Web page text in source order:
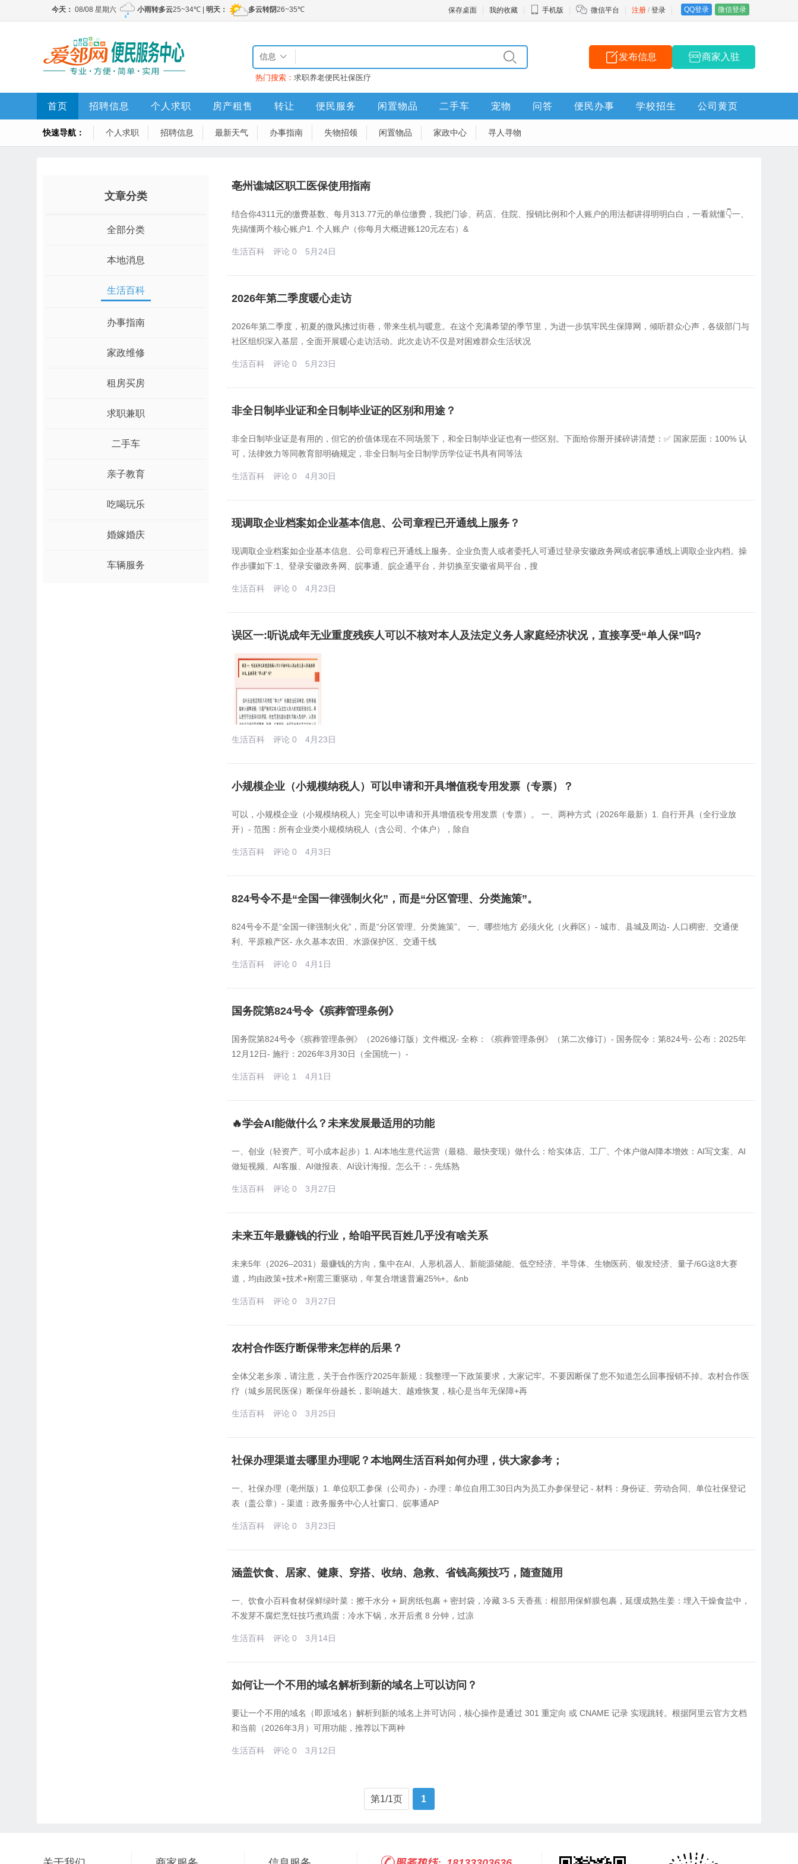
注册 / 登录 QQ登录 微信登录
保存桌面 我的收藏 手机版 微信平台
信息
热门搜索： 求职养老便民社保医疗
发布信息 商家入驻
首页 招聘信息 个人求职 房产租售 转让 便民服务 闲置物品 二手车 宠物 问答 便民办事 学校招生 公司黄页
快速导航： 个人求职 招聘信息 最新天气 办事指南 失物招领 闲置物品 家政中心 寻人寻物
文章分类
全部分类
本地消息
生活百科
办事指南
家政维修
租房买房
求职兼职
二手车
亲子教育
吃喝玩乐
婚嫁婚庆
车辆服务
亳州谯城区职工医保使用指南
结合你4311元的缴费基数、每月313.77元的单位缴费，我把门诊、药店、住院、报销比例和个人账户的用法都讲得明明白白，一看就懂👇一、
先搞懂两个核心账户1. 个人账户（你每月大概进账120元左右）&
生活百科 评论 0 5月24日
2026年第二季度暖心走访
2026年第二季度，初夏的微风拂过街巷，带来生机与暖意。在这个充满希望的季节里，为进一步筑牢民生保障网，倾听群众心声，各级部门与
社区组织深入基层，全面开展暖心走访活动。此次走访不仅是对困难群众生活状况
生活百科 评论 0 5月23日
非全日制毕业证和全日制毕业证的区别和用途？
非全日制毕业证是有用的，但它的价值体现在不同场景下，和全日制毕业证也有一些区别。下面给你掰开揉碎讲清楚：✅ 国家层面：100% 认
可，法律效力等同教育部明确规定，非全日制与全日制学历学位证书具有同等法
生活百科 评论 0 4月30日
现调取企业档案如企业基本信息、公司章程已开通线上服务？
现调取企业档案如企业基本信息、公司章程已开通线上服务。企业负责人或者委托人可通过登录安徽政务网或者皖事通线上调取企业内档。操
作步骤如下:1、登录安徽政务网、皖事通、皖企通平台，并切换至安徽省局平台，搜
生活百科 评论 0 4月23日
误区一:听说成年无业重度残疾人可以不核对本人及法定义务人家庭经济状况，直接享受“单人保”吗?
生活百科 评论 0 4月23日
小规模企业（小规模纳税人）可以申请和开具增值税专用发票（专票）？
可以，小规模企业（小规模纳税人）完全可以申请和开具增值税专用发票（专票）。 一、两种方式（2026年最新）1. 自行开具（全行业放
开）- 范围：所有企业类小规模纳税人（含公司、个体户），除自
生活百科 评论 0 4月3日
​824号令不是“全国一律强制火化”，而是“分区管理、分类施策”。
824号令不是“全国一律强制火化”，而是“分区管理、分类施策”。 一、哪些地方 必须火化（火葬区）- 城市、县城及周边- 人口稠密、交通便
利、平原粮产区- 永久基本农田、水源保护区、交通干线
生活百科 评论 0 4月1日
国务院第824号令《殡葬管理条例》
国务院第824号令《殡葬管理条例》（2026修订版）文件概况- 全称：《殡葬管理条例》（第二次修订）- 国务院令：第824号- 公布：2025年
12月12日- 施行：2026年3月30日（全国统一）-
生活百科 评论 1 4月1日
🔥学会AI能做什么？未来发展最适用的功能
一、创业（轻资产、可小成本起步）1. AI本地生意代运营（最稳、最快变现）做什么：给实体店、工厂、个体户做AI降本增效：AI写文案、AI
做短视频、AI客服、AI做报表、AI设计海报。怎么干：- 先练熟
生活百科 评论 0 3月27日
未来五年最赚钱的行业，给咱平民百姓几乎没有啥关系
未来5年（2026–2031）最赚钱的方向，集中在AI、人形机器人、新能源储能、低空经济、半导体、生物医药、银发经济、量子/6G这8大赛
道，均由政策+技术+刚需三重驱动，年复合增速普遍25%+。&nb
生活百科 评论 0 3月27日
农村合作医疗断保带来怎样的后果？
全体父老乡亲，请注意，关于合作医疗2025年新规：我整理一下政策要求，大家记牢。不要因断保了您不知道怎么回事报销不掉。农村合作医
疗（城乡居民医保）断保年份越长，影响越大、越难恢复，核心是当年无保障+再
生活百科 评论 0 3月25日
社保办理渠道去哪里办理呢？本地网生活百科如何办理，供大家参考；
一、社保办理（亳州版）1. 单位职工参保（公司办）- 办理：单位自用工30日内为员工办参保登记 - 材料：身份证、劳动合同、单位社保登记
表（盖公章）- 渠道：政务服务中心人社窗口、皖事通AP
生活百科 评论 0 3月23日
涵盖饮食、居家、健康、穿搭、收纳、急救、省钱高频技巧，随查随用
一、饮食小百科食材保鲜绿叶菜：擦干水分 + 厨房纸包裹 + 密封袋，冷藏 3-5 天香蕉：根部用保鲜膜包裹，延缓成熟生姜：埋入干燥食盐中，
不发芽不腐烂烹饪技巧煮鸡蛋：冷水下锅，水开后煮 8 分钟，过凉
生活百科 评论 0 3月14日
如何让一个不用的域名解析到新的域名上可以访问？
要让一个‌不用的域名‌（即原域名）解析到‌新的域名‌上并可访问，核心操作是通过 ‌301 重定向‌ 或 ‌CNAME 记录‌ 实现跳转。根据阿里云官方文档
和当前（2026年3月）可用功能，推荐以下两种
生活百科 评论 0 3月12日
第1/1页 1